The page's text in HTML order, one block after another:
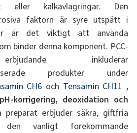
eller kalkavlagringar. Den
faktorn är syre utspätt i
är det viktigt att använda
binder denna komponent. PCC-
inkluderar
produkter under
CH6 och Tensamin CH11 ,
pH-korrigering, deoxidation och
erbjuder säkra, giftfria
vanligt förekommande